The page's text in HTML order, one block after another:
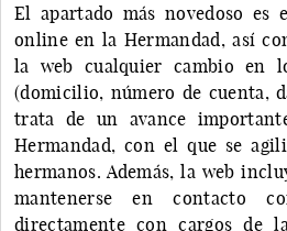
El apartado más novedoso es
online en la Hermandad, así
la web cualquier cambio en
(domicilio, número de cuenta,
trata de un avance
Hermandad, con el que se
hermanos. Además, la web
mantenerse en contacto
directamente con cargos de